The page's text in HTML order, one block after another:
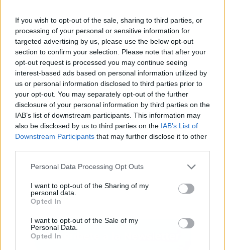
If you wish to opt-out of the sale, sharing to third parties, or
processing of your personal or sensitive information for
targeted advertising by us, please use the below opt-out
section to confirm your selection. Please note that after your
opt-out request is processed you may continue seeing
interest-based ads based on personal information utilized by
us or personal information disclosed to third parties prior to
your opt-out. You may separately opt-out of the further
disclosure of your personal information by third parties on the
IAB’s list of downstream participants. This information may
also be disclosed by us to third parties on the IAB’s List of
Downstream Participants that may further disclose it to other
Personal Data Processing Opt Outs
I want to opt-out of the Sharing of my
personal data.
Opted In
I want to opt-out of the Sale of my
Personal Data.
Opted In
Publicidad